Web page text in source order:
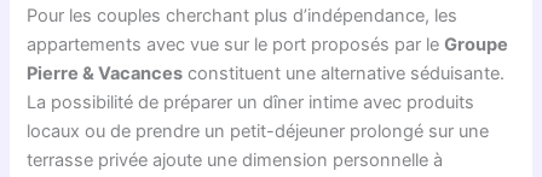
Pour les couples cherchant plus d’indépendance, les
appartements avec vue sur le port proposés par leGroupe
Pierre & Vacances constituent une alternative séduisante.
La possibilité de préparer un dîner intime avec produits
locaux ou de prendre un petit-déjeuner prolongé sur une
terrasse privée ajoute une dimension personnelle à